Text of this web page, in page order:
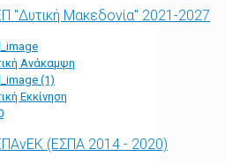
"Δυτική Μακεδονία" 2021-2027
Ανάκαμψη
Εκκίνηση
(ΕΣΠΑ 2014 - 2020)